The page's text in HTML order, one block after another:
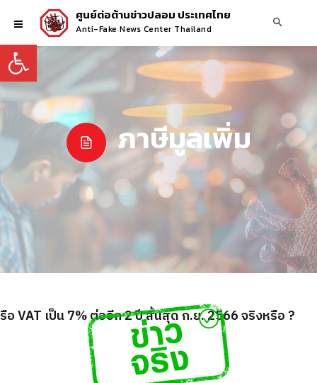
Open toolbar
ศูนย์ต่อต้านข่าวปลอม ประเทศไทย
Anti-Fake News Center Thailand
ภาษีมูลเพิ่ม
VAT เป็น 7% ต่ออีก 2 ปี สิ้นสุด ก.ย. 2566 จริงหรือ ?